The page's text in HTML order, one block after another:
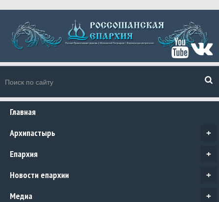
Главная
+
Архипастырь
+
Епархия
+
Новости епархии
+
Медиа